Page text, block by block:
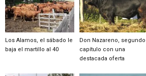
Los Alamos, el sábado le
baja el martillo al 40
Don Nazareno, segundo
capítulo con una
destacada oferta